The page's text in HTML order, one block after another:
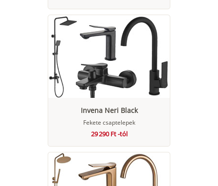
Invena Neri Black
Fekete csaptelepek
29 290 Ft -tól